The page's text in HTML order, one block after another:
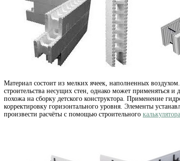
Материал состоит из мелких ячеек, наполненных
строительства несущих стен, однако может применяться
похожа на сборку детского конструктора. Применение
корректировку горизонтального уровня. Элементы
произвести расчёты с помощью строительного калькулятора